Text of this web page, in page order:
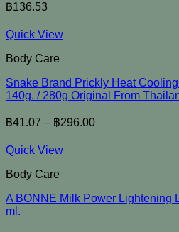
฿136.53
Quick View
Body Care
Snake Brand Prickly Heat
140g. / 280g Original From
฿41.07 – ฿296.00
Quick View
Body Care
A BONNE Milk Power Lightening
ml.